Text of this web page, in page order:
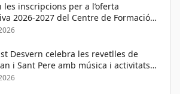
les inscripcions per a l’oferta
2026-2027 del Centre de Formació
Adultes
Desvern celebra les revetlles de
i Sant Pere amb música i activitats
els públics